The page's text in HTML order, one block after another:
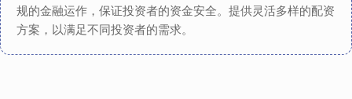
规的金融运作，保证投资者的资金安全。提供灵活多样的配资
方案，以满足不同投资者的需求。